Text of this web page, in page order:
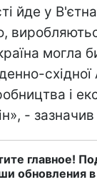
йде у
могла
східної
і
-
главное!
обновления